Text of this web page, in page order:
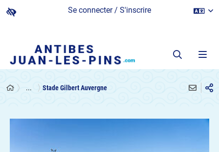
Se connecter / S'inscrire
... Stade Gilbert Auvergne